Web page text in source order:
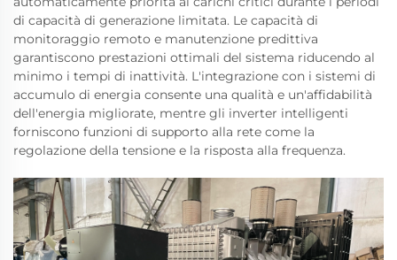
di capacità di generazione limitata. Le capacità di
monitoraggio remoto e manutenzione predittiva
garantiscono prestazioni ottimali del sistema riducendo al
minimo i tempi di inattività. L'integrazione con i sistemi di
accumulo di energia consente una qualità e un'affidabilità
dell'energia migliorate, mentre gli inverter intelligenti
forniscono funzioni di supporto alla rete come la
regolazione della tensione e la risposta alla frequenza.